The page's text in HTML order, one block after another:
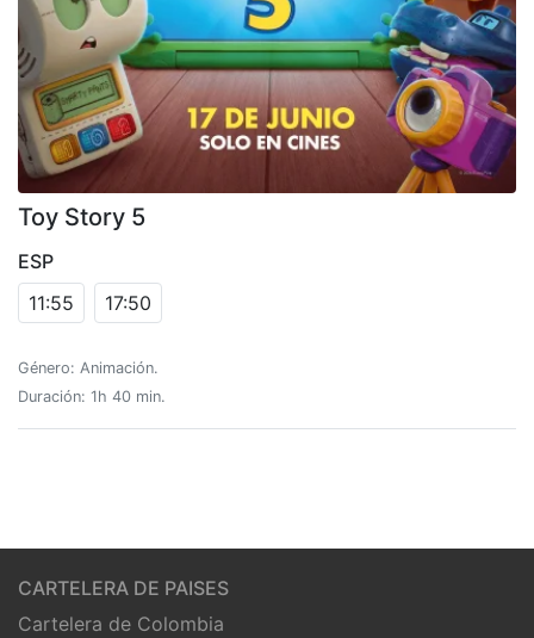
Toy Story 5
ESP
11:55
17:50
Género: Animación.
Duración: 1h 40 min.
CARTELERA DE PAISES
Cartelera de Colombia